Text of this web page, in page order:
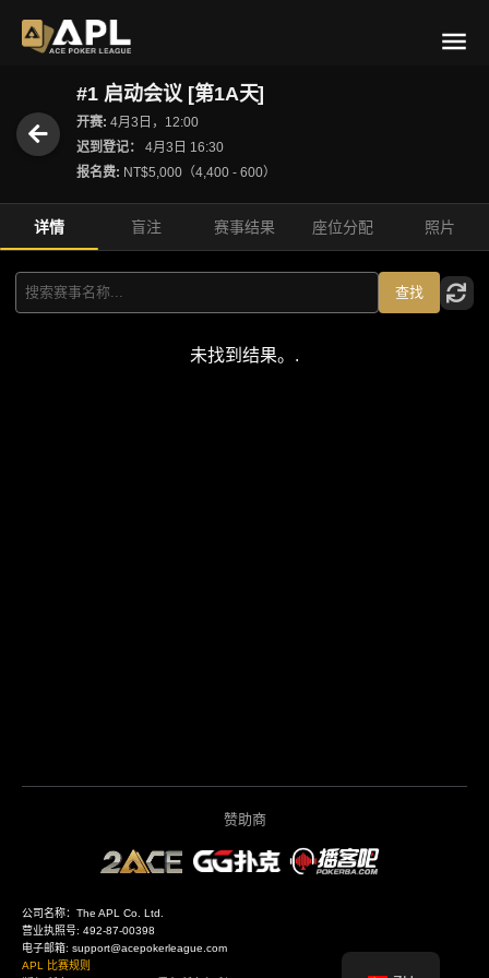
#1 启动会议 [第1A天]
开赛: 4月3日，12:00
迟到登记：
4月3日 16:30
报名费: NT$5,000（4,400 - 600）
详情 盲注 赛事结果 座位分配 照片
查找
未找到结果。.
赞助商
公司名称：The APL Co. Ltd.
营业执照号: 492-87-00398
电子邮箱: support@acepokerleague.com
APL 比赛规则